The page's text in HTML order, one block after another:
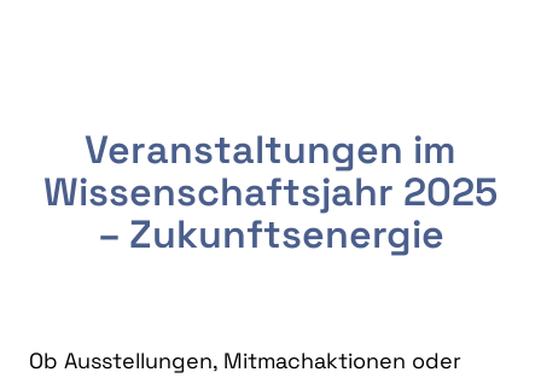
Veranstaltungen im
Wissenschaftsjahr 2025
– Zukunftsenergie
Ob Ausstellungen, Mitmachaktionen oder